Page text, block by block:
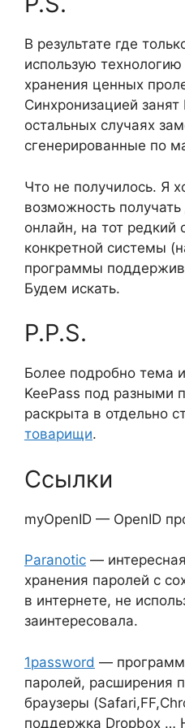
В результате где
использую
хранения ценных
Синхронизацией
остальных случаях
сгенерированные по
Что не получилось. Я
возможность
онлайн, на тот редкий
конкретной системы
программы
Будем искать.
P.P.S.
Более подробно тема
KeePass под разными
раскрыта в отдельно
товарищи.
Ссылки
myOpenID — OpenID
Paranotic —
хранения паролей с
в интернете, не
заинтересовала.
1password —
паролей, расширения
браузеры
поддержка Dropbox …